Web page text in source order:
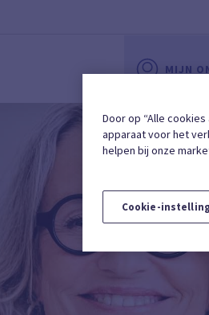
MIJN
Door op “Alle
apparaat voor het
helpen bij onze
Cookie-